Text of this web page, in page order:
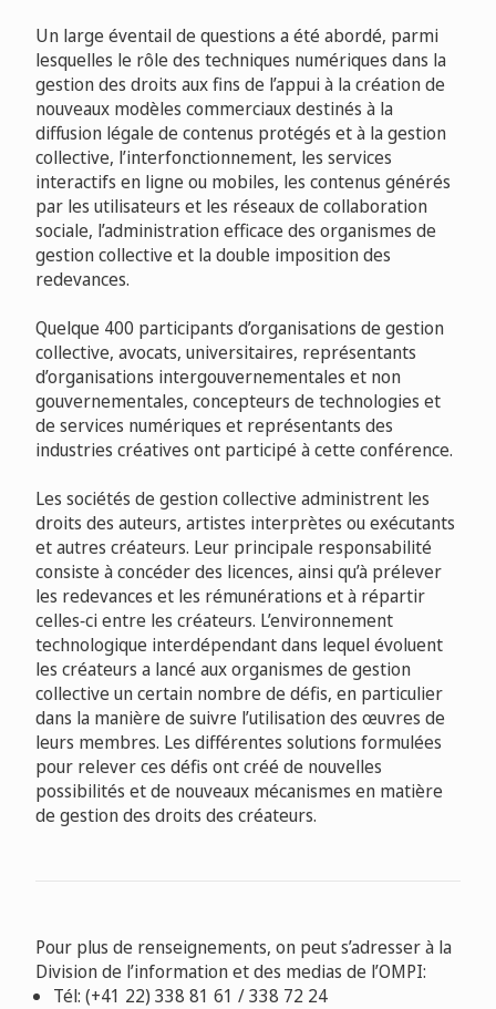
Un large éventail de questions a été abordé, parmi
lesquelles le rôle des techniques numériques dans la
gestion des droits aux fins de l’appui à la création de
nouveaux modèles commerciaux destinés à la
diffusion légale de contenus protégés et à la gestion
collective, l’interfonctionnement, les services
interactifs en ligne ou mobiles, les contenus générés
par les utilisateurs et les réseaux de collaboration
sociale, l’administration efficace des organismes de
gestion collective et la double imposition des
redevances.
Quelque 400 participants d’organisations de gestion
collective, avocats, universitaires, représentants
d’organisations intergouvernementales et non
gouvernementales, concepteurs de technologies et
de services numériques et représentants des
industries créatives ont participé à cette conférence.
Les sociétés de gestion collective administrent les
droits des auteurs, artistes interprètes ou exécutants
et autres créateurs. Leur principale responsabilité
consiste à concéder des licences, ainsi qu’à prélever
les redevances et les rémunérations et à répartir
celles‑ci entre les créateurs. L’environnement
technologique interdépendant dans lequel évoluent
les créateurs a lancé aux organismes de gestion
collective un certain nombre de défis, en particulier
dans la manière de suivre l’utilisation des œuvres de
leurs membres. Les différentes solutions formulées
pour relever ces défis ont créé de nouvelles
possibilités et de nouveaux mécanismes en matière
de gestion des droits des créateurs.
Pour plus de renseignements, on peut s’adresser à la
Division de l’information et des medias de l’OMPI:
Tél: (+41 22) 338 81 61 / 338 72 24